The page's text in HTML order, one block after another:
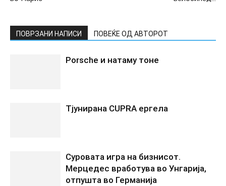
ПОВРЗАНИ НАПИСИ ПОВЕЌЕ ОД АВТОРОТ
Porsche и натаму тоне
Tјунирана CUPRA ергела
Суровата игра на бизнисот.
Мерцедес вработува во Унгарија,
отпушта во Германија